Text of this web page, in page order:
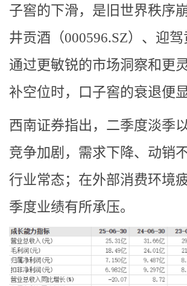
子窖的下滑，是旧世界秩序
井贡酒（000596.SZ）、迎
通过更敏锐的市场洞察和更
补空位时，口子窖的衰退便
西南证券指出，二季度淡季
竞争加剧，需求下降、动销
行业常态；在外部消费环境
季度业绩有所承压。